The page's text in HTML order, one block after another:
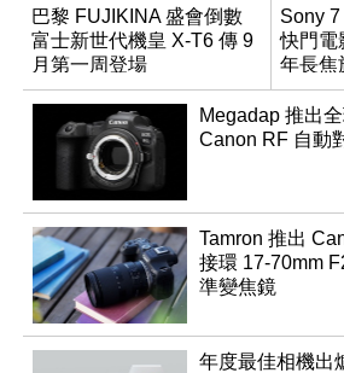
巴黎 FUJIKINA 盛會倒數
富士新世代機皇 X-T6 傳 9
月第一周登場
Sony
快門電
年長焦
登場
Megadap 推出
Canon RF 自動
Tamron 推出
接環 17-70mm
準變焦鏡
年度最佳相機出